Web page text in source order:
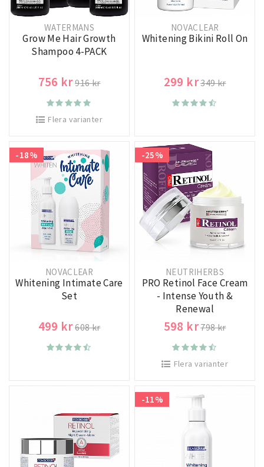
WATERMANS
Grow Me Hair Growth
Shampoo 4-PACK
756 kr916 kr
Flera varianter
NOVACLEAR
Whitening Bikini Roll On
299 kr349 kr
-18%
NOVACLEAR
Whitening Intimate Care
Set
499 kr608 kr
-25%
NEUTRIHERBS
PRO Retinol Face Cream
- Intense Youth &
Renewal
598 kr798 kr
Flera varianter
-11%